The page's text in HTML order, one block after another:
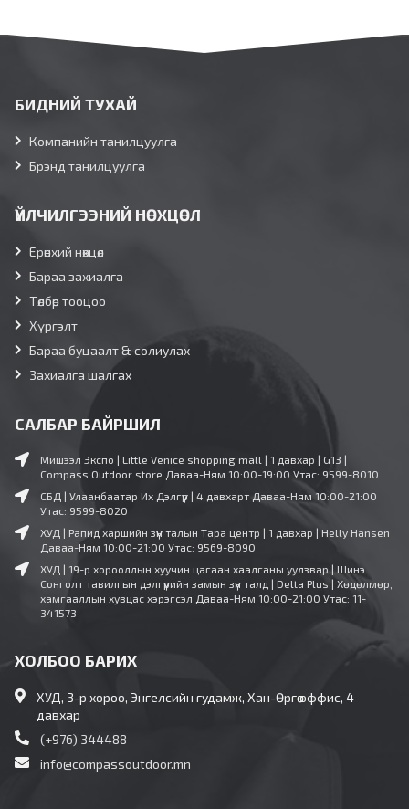
БИДНИЙ ТУХАЙ
Компанийн танилцуулга
Брэнд танилцуулга
ҮЙЛЧИЛГЭЭНИЙ НӨХЦӨЛ
Ерөнхий нөхцөл
Бараа захиалга
Төлбөр тооцоо
Хүргэлт
Бараа буцаалт & солиулах
Захиалга шалгах
САЛБАР БАЙРШИЛ
Мишээл Экспо | Little Venice shopping mall | 1 давхар | G13 |
Compass Outdoor store Даваа-Ням 10:00-19:00 Утас: 9599-8010
СБД | Улаанбаатар Их Дэлгүүр | 4 давхарт Даваа-Ням 10:00-21:00
Утас: 9599-8020
ХУД | Рапид харшийн зүүн талын Тара центр | 1 давхар | Helly Hansen
Даваа-Ням 10:00-21:00 Утас: 9569-8090
ХУД | 19-р хорооллын хуучин цагаан хаалганы уулзвар | Шинэ
Сонголт тавилгын дэлгүүрийн замын зүүн талд | Delta Plus | Хөдөлмөр,
хамгааллын хувцас хэрэгсэл Даваа-Ням 10:00-21:00 Утас: 11-
341573
ХОЛБОО БАРИХ
ХУД, 3-р хороо, Энгелсийн гудамж, Хан-Өргөө оффис, 4
давхар
(+976) 344488
info@compassoutdoor.mn